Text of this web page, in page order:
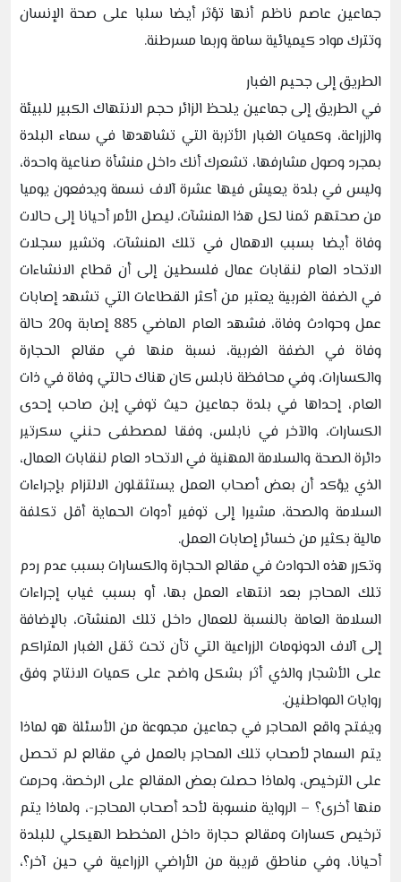
جماعين عاصم ناظم أنها تؤثر أيضا سلبا على صحة الإنسان
وتترك مواد كيميائية سامة وربما مسرطنة.
الطريق إلى جحيم الغبار
في الطريق إلى جماعين يلحظ الزائر حجم الانتهاك الكبير للبيئة
والزراعة، وكميات الغبار الأتربة التي تشاهدها في سماء البلدة
بمجرد وصول مشارفها، تشعرك أنك داخل منشأة صناعية واحدة،
وليس في بلدة يعيش فيها عشرة آلاف نسمة ويدفعون يوميا
من صحتهم ثمنا لكل هذا المنشآت، ليصل الأمر أحيانا إلى حالات
وفاة أيضا بسبب الاهمال في تلك المنشآت، وتشير سجلات
الاتحاد العام لنقابات عمال فلسطين إلى أن قطاع الانشاءات
في الضفة الغربية يعتبر من أكثر القطاعات التي تشهد إصابات
عمل وحوادث وفاة، فشهد العام الماضي 885 إصابة و20 حالة
وفاة في الضفة الغربية، نسبة منها في مقالع الحجارة
والكسارات، وفي محافظة نابلس كان هناك حالتي وفاة في ذات
العام، إحداها في بلدة جماعين حيث توفي إبن صاحب إحدى
الكسارات، والآخر في نابلس، وفقا لمصطفى حنني سكرتير
دائرة الصحة والسلامة المهنية في الاتحاد العام لنقابات العمال،
الذي يؤكد أن بعض أصحاب العمل يستثقلون الالتزام بإجراءات
السلامة والصحة، مشيرا إلى توفير أدوات الحماية أقل تكلفة
مالية بكثير من خسائر إصابات العمل.
وتكرر هذه الحوادث في مقالع الحجارة والكسارات بسبب عدم ردم
تلك المحاجر بعد انتهاء العمل بها، أو بسبب غياب إجراءات
السلامة العامة بالنسبة للعمال داخل تلك المنشآت، بالإضافة
إلى آلاف الدونومات الزراعية التي تأن تحت ثقل الغبار المتراكم
على الأشجار والذي أثر بشكل واضح على كميات الانتاج وفق
روايات المواطنين.
ويفتح واقع المحاجر في جماعين مجموعة من الأسئلة هو لماذا
يتم السماح لأصحاب تلك المحاجر بالعمل في مقالع لم تحصل
على الترخيص، ولماذا حصلت بعض المقالع على الرخصة، وحرمت
منها أخرى؟ – الرواية منسوبة لأحد أصحاب المحاجر-، ولماذا يتم
ترخيص كسارات ومقالع حجارة داخل المخطط الهيكلي للبلدة
أحيانا، وفي مناطق قريبة من الأراضي الزراعية في حين آخر؟،